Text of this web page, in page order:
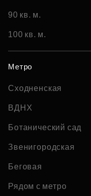
90 кв. м.
100 кв. м.
Метро
Сходненская
ВДНХ
Ботанический сад
Звенигородская
Беговая
Рядом с метро